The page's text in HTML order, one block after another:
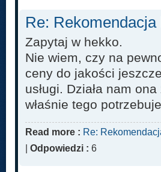
Re:
Zapytaj w hekko.
Nie wiem, czy na
ceny do jakości
usługi. Działa nam
właśnie tego
Read more : Re:
Odpowiedzi : 6